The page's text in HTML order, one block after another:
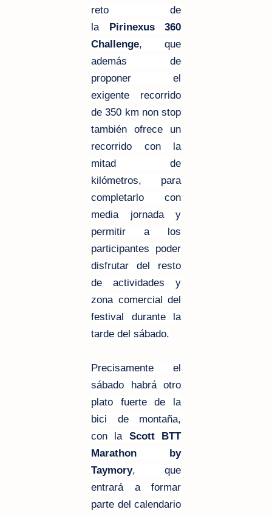
reto de
la
Pirinexus 360
Challenge, que
además de
proponer el
exigente recorrido
de350 km non stop
también ofrece un
recorrido con la
mitad de
kilómetros, para
completarlo con
media jornada y
permitir a los
participantes poder
disfrutar del resto
de actividades y
zona comercial del
festival durante la
tarde del sábado.
Precisamente el
sábado habrá otro
plato fuerte de la
bici de montaña,
con la Scott BTT
Marathon by
Taymory, que
entrará a formar
parte del calendario